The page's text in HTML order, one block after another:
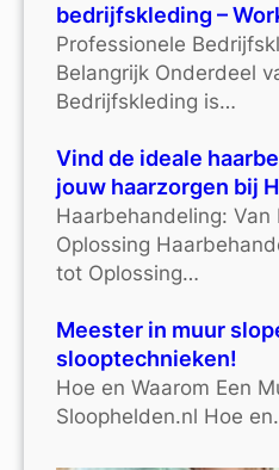
bedrijfskleding –
Professionele
Belangrijk Onderdeel
Bedrijfskleding is…
Vind de ideale
jouw haarzorgen bij
Haarbehandeling: Van
Oplossing
tot Oplossing…
Meester in muur
slooptechnieken!
Hoe en Waarom Een
Sloophelden.nl Hoe